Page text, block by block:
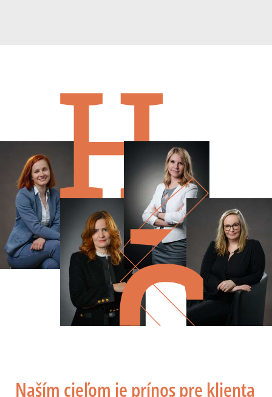
Naším cieľom je prínos pre klienta